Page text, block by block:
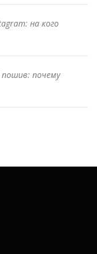
на кого
почему